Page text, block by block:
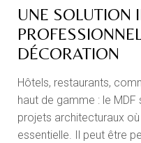
UNE SOLUTION
DÉCORATION
Hôtels, restaurants,
haut de gamme : le
projets architecturaux
essentielle. Il peut être